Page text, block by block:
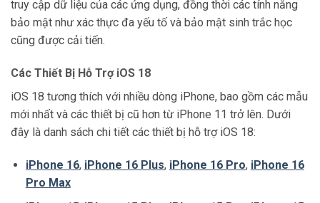
truy cập dữ liệu của các ứng dụng, đồng thời các tính năng
bảo mật như xác thực đa yếu tố và bảo mật sinh trắc học
cũng được cải tiến.
Các Thiết Bị Hỗ Trợ iOS 18
iOS 18 tương thích với nhiều dòng iPhone, bao gồm các mẫu
mới nhất và các thiết bị cũ hơn từ iPhone 11 trở lên. Dưới
đây là danh sách chi tiết các thiết bị hỗ trợ iOS 18:
iPhone 16, iPhone 16 Plus, iPhone 16 Pro, iPhone 16
Pro Max